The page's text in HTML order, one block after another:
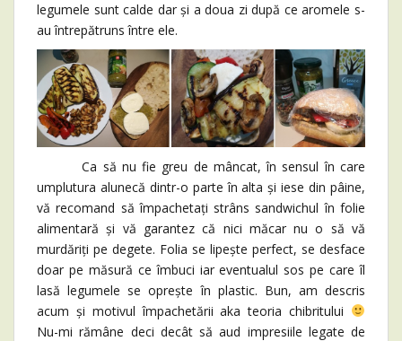
legumele sunt calde dar și a doua zi după ce aromele s-
au întrepătruns între ele.
Ca să nu fie greu de mâncat, în sensul în care
umplutura alunecă dintr-o parte în alta și iese din pâine,
vă recomand să împachetați strâns sandwichul în folie
alimentară și vă garantez că nici măcar nu o să vă
murdăriți pe degete. Folia se lipește perfect, se desface
doar pe măsură ce îmbuci iar eventualul sos pe care îl
lasă legumele se oprește în plastic. Bun, am descris
acum și motivul împachetării aka teoria chibritului
Nu-mi rămâne deci decât să aud impresiile legate de